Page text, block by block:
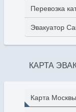
Перевозка
Эвакуатор
КАРТА
Карта Москвы